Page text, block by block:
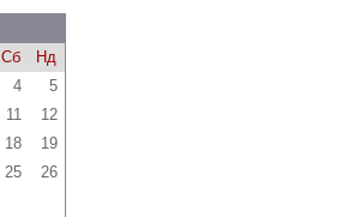
Сб
Нд
4
5
11
12
18
19
25
26